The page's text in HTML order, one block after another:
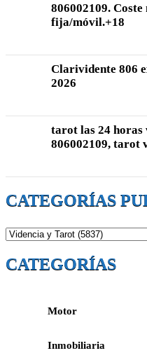
806002109.
fija/móvil.+18
Clarividente 806
2026
tarot las 24 horas
806002109, tarot
CATEGORÍAS
CATEGORÍAS
Motor
Inmobiliaria